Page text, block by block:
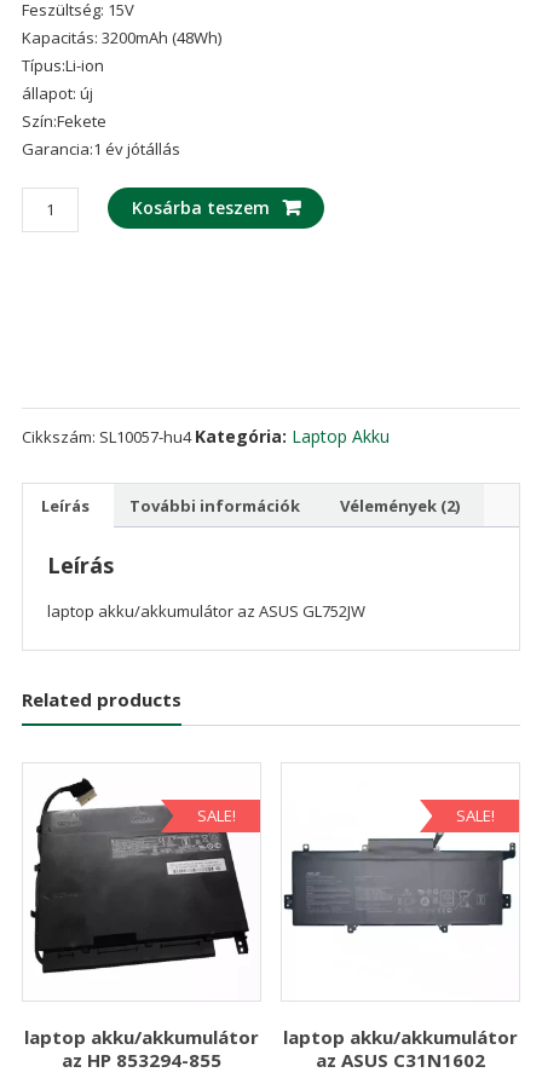
ből,
értékelés
alapján
Feszültség: 15V
Kapacitás: 3200mAh (48Wh)
Típus:Li-ion
állapot: új
Szín:Fekete
Garancia:1 év jótállás
laptop
akku/akkumulátor
Kosárba teszem
Cikkszám: SL10057-hu4 Kategória: Laptop Akku
Leírás További információk Vélemények (2)
Leírás
laptop akku/akkumulátor az ASUS GL752JW
Related products
SALE!
laptop akku/akkumulátor
az HP 853294-855
SALE!
laptop akku/akkumulátor
az ASUS C31N1602